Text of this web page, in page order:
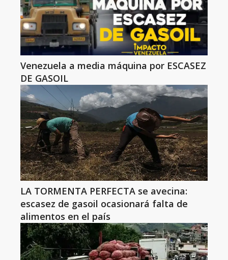
Venezuela a media máquina por ESCASEZ
DE GASOIL
LA TORMENTA PERFECTA se avecina:
escasez de gasoil ocasionará falta de
alimentos en el país